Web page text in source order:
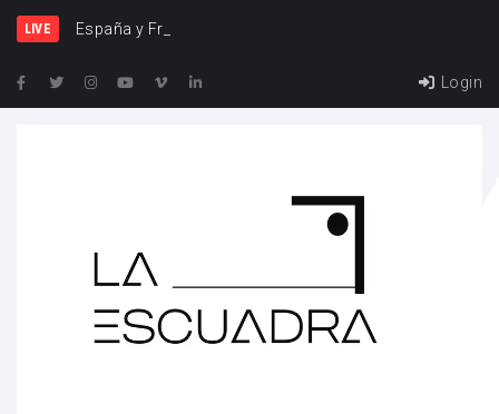
LIVE España y Francia, una riva
Login